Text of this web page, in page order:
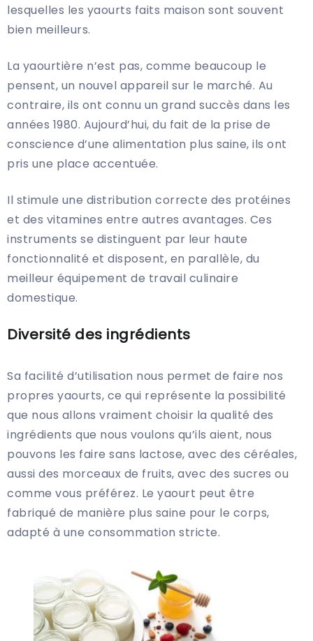
lesquelles les yaourts faits maison sont souvent
bien meilleurs.
La yaourtière n’est pas, comme beaucoup le
pensent, un nouvel appareil sur le marché. Au
contraire, ils ont connu un grand succès dans les
années 1980. Aujourd’hui, du fait de la prise de
conscience d’une alimentation plus saine, ils ont
pris une place accentuée.
Il stimule une distribution correcte des protéines
et des vitamines entre autres avantages. Ces
instruments se distinguent par leur haute
fonctionnalité et disposent, en parallèle, du
meilleur équipement de travail culinaire
domestique.
Diversité des ingrédients
Sa facilité d’utilisation nous permet de faire nos
propres yaourts, ce qui représente la possibilité
que nous allons vraiment choisir la qualité des
ingrédients que nous voulons qu’ils aient, nous
pouvons les faire sans lactose, avec des céréales,
aussi des morceaux de fruits, avec des sucres ou
comme vous préférez. Le yaourt peut être
fabriqué de manière plus saine pour le corps,
adapté à une consommation stricte.